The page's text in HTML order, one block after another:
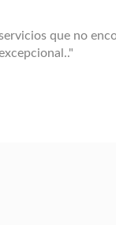
que no